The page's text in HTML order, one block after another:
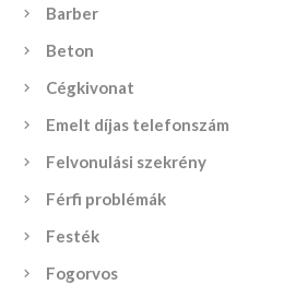
Barber
Beton
Cégkivonat
Emelt díjas telefonszám
Felvonulási szekrény
Férfi problémák
Festék
Fogorvos